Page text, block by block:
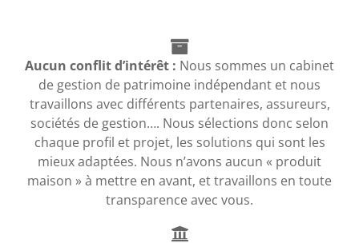
Aucun conflit d’intérêt : Nous sommes un cabinet
de gestion de patrimoine indépendant et nous
travaillons avec différents partenaires, assureurs,
sociétés de gestion…. Nous sélections donc selon
chaque profil et projet, les solutions qui sont les
mieux adaptées. Nous n’avons aucun « produit
maison » à mettre en avant, et travaillons en toute
transparence avec vous.